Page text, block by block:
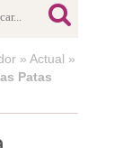
» Actual »
Patas